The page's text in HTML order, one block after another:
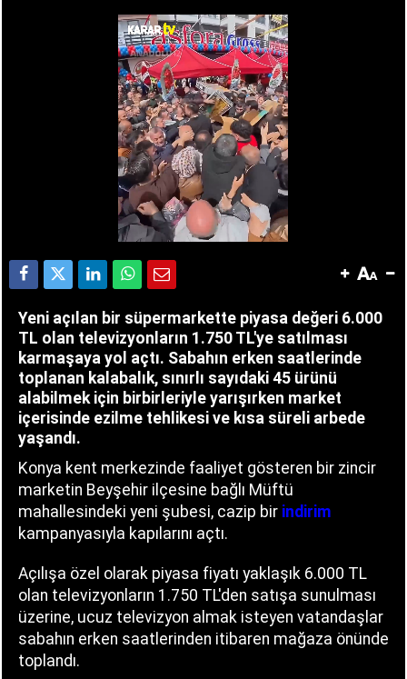
Yeni açılan bir süpermarkette piyasa değeri 6.000
TL olan televizyonların 1.750 TL'ye satılması
karmaşaya yol açtı. Sabahın erken saatlerinde
toplanan kalabalık, sınırlı sayıdaki 45 ürünü
alabilmek için birbirleriyle yarışırken market
içerisinde ezilme tehlikesi ve kısa süreli arbede
yaşandı.
Konya kent merkezinde faaliyet gösteren bir zincir
marketin Beyşehir ilçesine bağlı Müftü
mahallesindeki yeni şubesi, cazip bir indirim
kampanyasıyla kapılarını açtı.
Açılışa özel olarak piyasa fiyatı yaklaşık 6.000 TL
olan televizyonların 1.750 TL'den satışa sunulması
üzerine, ucuz televizyon almak isteyen vatandaşlar
sabahın erken saatlerinden itibaren mağaza önünde
toplandı.